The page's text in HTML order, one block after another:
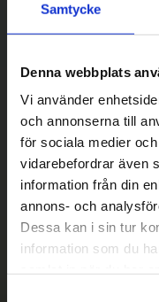
Samtycke
Denna webbplats
Vi använder
och annonserna till
för sociala medier
vidarebefordrar även
information från din
annons- och
Dessa kan i sin tur
information som du
Hämta på